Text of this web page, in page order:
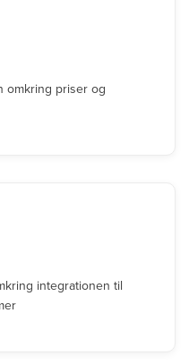
omkring priser og
integrationen til